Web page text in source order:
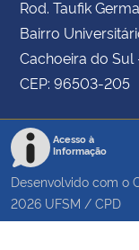
Rod. Taufik
Bairro
Cachoeira do Sul
CEP: 96503-205
Acesso à
Informação
Desenvolvido com o
2026 UFSM / CPD